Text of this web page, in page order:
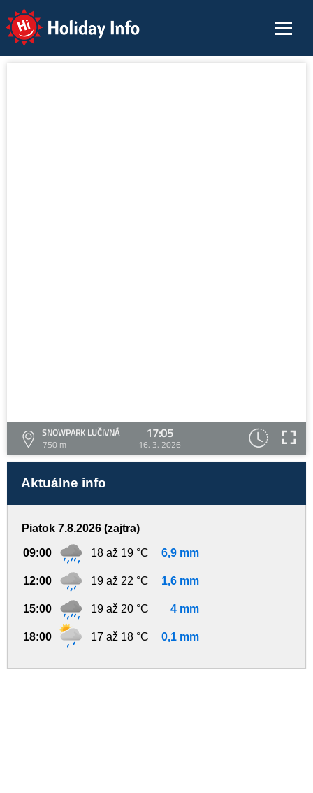
Holiday Info
SNOWPARK LUČIVNÁ
750 m
17:05
16. 3. 2026
Aktuálne info
Piatok 7.8.2026 (zajtra)
09:00 18 až 19 °C 6,9 mm
12:00 19 až 22 °C 1,6 mm
15:00 19 až 20 °C 4 mm
18:00 17 až 18 °C 0,1 mm